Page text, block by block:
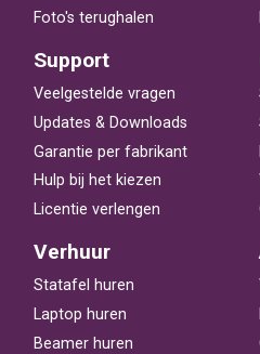
Foto's terughalen
Support
Veelgestelde vragen
Updates & Downloads
Garantie per fabrikant
Hulp bij het kiezen
Licentie verlengen
Verhuur
Statafel huren
Laptop huren
Beamer huren